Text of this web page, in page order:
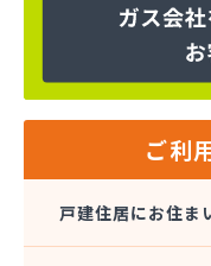
株式会社大進本社
株式会社長栄ガス
株式会社鳥羽
株式会社武重商
株式会社武重商
ご利
戸建住居にお住ま